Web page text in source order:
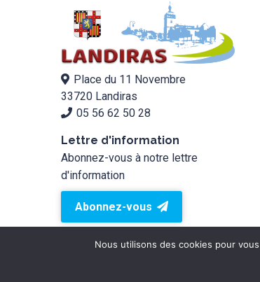
Place du 11 Novembre
33720 Landiras
05 56 62 50 28
Lettre d'information
Abonnez-vous à notre lettre
d'information
Abonnez-vous
Nous utilisons des cookies pour